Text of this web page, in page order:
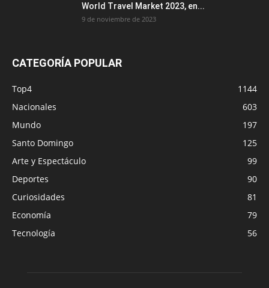
World Travel Market 2023, en...
9 de noviembre de 2023
CATEGORÍA POPULAR
Top4
1144
Nacionales
603
Mundo
197
Santo Domingo
125
Arte y Espectáculo
99
Deportes
90
Curiosidades
81
Economía
79
Tecnología
56